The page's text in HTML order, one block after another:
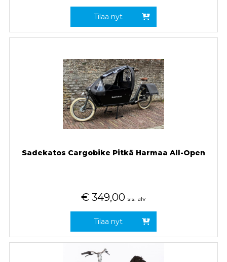
Tilaa nyt
Sadekatos Cargobike Pitkä Harmaa All-Open
€ 349,00 sis. alv
Tilaa nyt